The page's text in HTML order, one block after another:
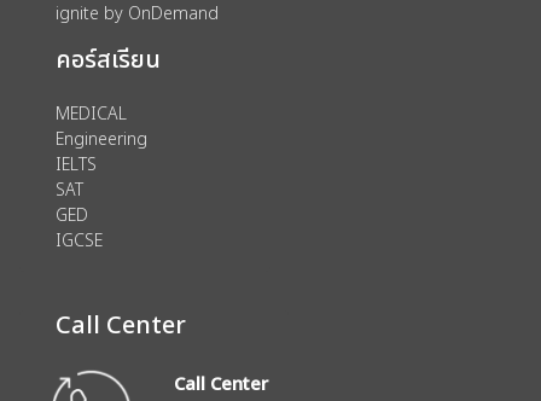
account_circle เข้าสู่ระบบ
assignment ลงทะเบียน
ignite by OnDemand
คอร์สเรียน
MEDICAL
Engineering
IELTS
SAT
GED
IGCSE
Call Center
Call Center